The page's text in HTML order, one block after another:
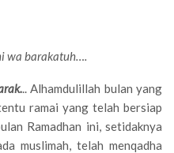
wa barakatuh….
.. Alhamdulillah bulan yang
ramai yang telah bersiap
Ramadhan ini, setidaknya
muslimah, telah menqadha